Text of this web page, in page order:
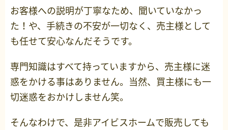
お客様への説明が丁寧なため、聞いていなかっ
た！や、手続きの不安が一切なく、売主様として
も任せて安心なんだそうです。
専門知識はすべて持っていますから、売主様に迷
惑をかける事はありません。当然、買主様にも一
切迷惑をおかけしません笑。
そんなわけで、是非アイビスホームで販売しても